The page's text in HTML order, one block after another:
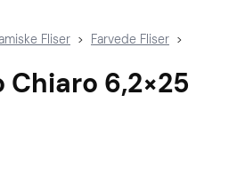
Fliser > Farvede Fliser >
Chiaro 6,2×25